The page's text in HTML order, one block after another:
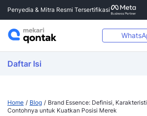
Penyedia & Mitra Resmi Tersertifikasi
Daftar Isi
Home Blog
Brand Essence: Definisi,
Contohnya untuk Kuatkan Posisi Merek